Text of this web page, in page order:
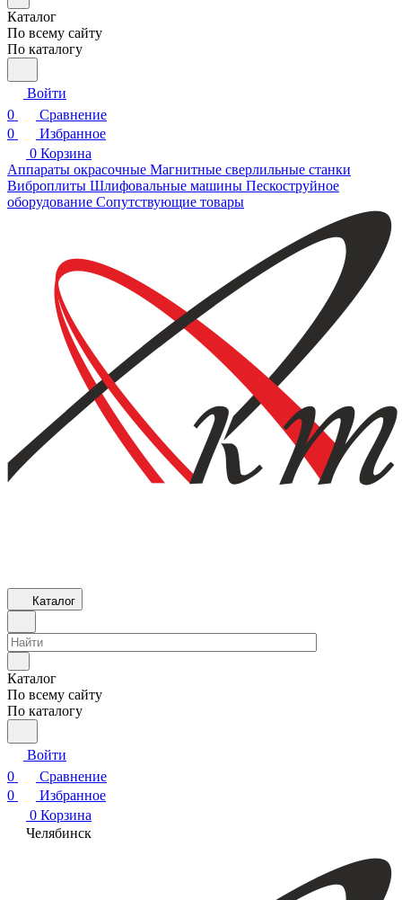
Каталог
По всему сайту
По каталогу
Войти
0
Сравнение
0
Избранное
0 Корзина
Аппараты окрасочные Магнитные сверлильные станки
Виброплиты Шлифовальные машины Пескоструйное
оборудование Сопутствующие товары
Каталог
Каталог
По всему сайту
По каталогу
Войти
0
Сравнение
0
Избранное
0 Корзина
Челябинск